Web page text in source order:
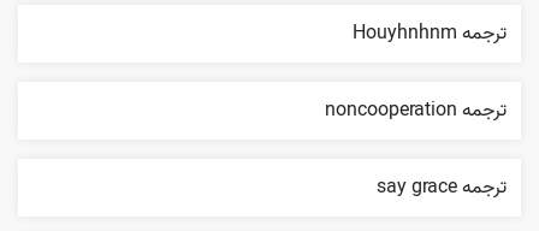
ترجمه Houyhnhnm
ترجمه noncooperation
ترجمه say grace